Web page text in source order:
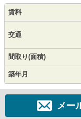
賃料
交通
間取り(面積)
築年月
メー